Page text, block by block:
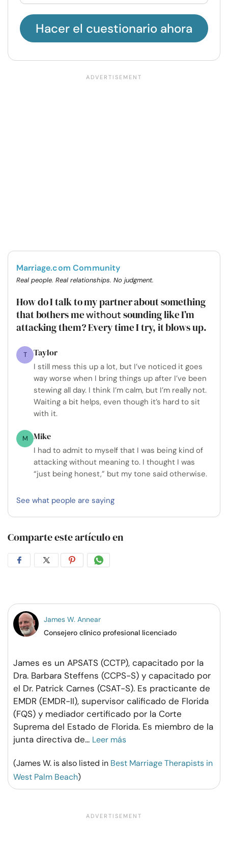
Hacer el cuestionario ahora
Marriage.com Community
Real people. Real relationships. No judgment.
How do I talk to my partner about something
that bothers mewithout sounding like I’m
attacking them? Every time I try, it blows up.
T Taylor
I still mess this up a lot, but I’ve noticed it goes
way worse when I bring things up after I’ve been
stewing all day. I think I’m calm, but I’m really not.
Waiting a bit helps, even though it’s hard to sit
with it.
M Mike
I had to admit to myself that I was being kind of
attacking without meaning to. I thought I was
“just being honest,” but my tone said otherwise.
See what people are saying
Comparte este artículo en
CompartirCompartirCompartirCompartir
James W. Annear
Consejero clínico profesional licenciado
James es un APSATS (CCTP), capacitado por la
Dra. Barbara Steffens (CCPS-S) y capacitado por
el Dr. Patrick Carnes (CSAT-S). Es practicante de
EMDR (EMDR-II), supervisor calificado de Florida
(FQS) y mediador certificado por la Corte
Suprema del Estado de Florida. Es miembro de la
junta directiva de... Leer más
(James W. is also listed in Best Marriage Therapists in
West Palm Beach)